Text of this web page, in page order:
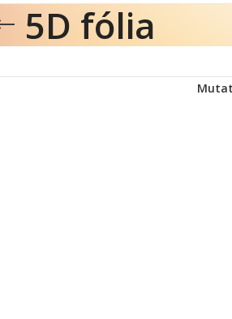
5D fólia
Mutat